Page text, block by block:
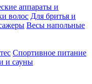
аппараты и
волос Для бритья и
Весы напольные
Спортивное питание
и сауны